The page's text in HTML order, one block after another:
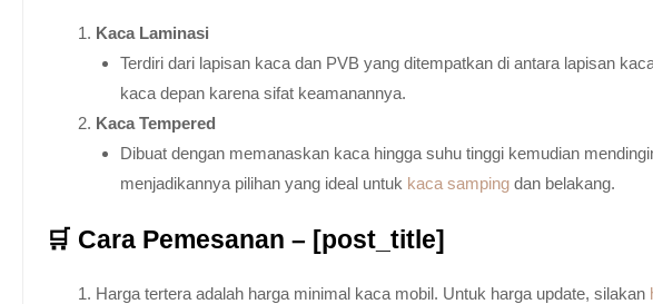
Kaca Laminasi
Terdiri dari lapisan kaca dan PVB yang ditempatkan di antara lapisan
kaca depan karena sifat keamanannya.
Kaca Tempered
Dibuat dengan memanaskan kaca hingga suhu tinggi kemudian
menjadikannya pilihan yang ideal untuk kaca samping dan belakang.
🛒 Cara Pemesanan – [post_title]
Harga tertera adalah harga minimal kaca mobil. Untuk harga update, silakan